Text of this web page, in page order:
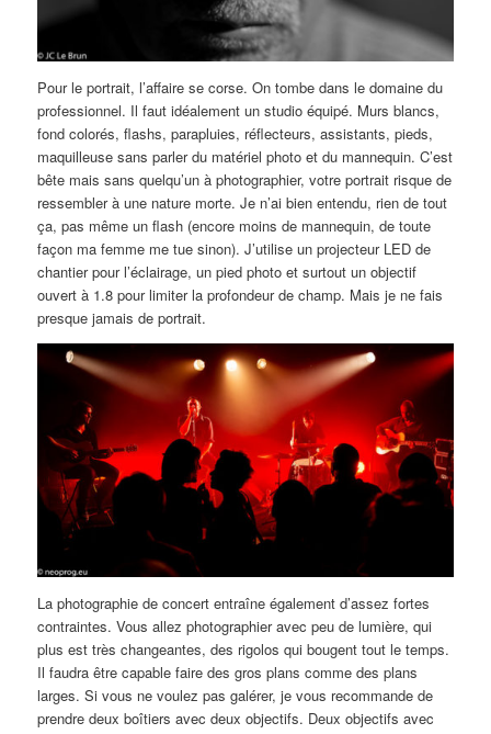
Pour le portrait, l’affaire se corse. On tombe dans le domaine du
professionnel. Il faut idéalement un studio équipé. Murs blancs,
fond colorés, flashs, parapluies, réflecteurs, assistants, pieds,
maquilleuse sans parler du matériel photo et du mannequin. C’est
bête mais sans quelqu’un à photographier, votre portrait risque de
ressembler à une nature morte. Je n’ai bien entendu, rien de tout
ça, pas même un flash (encore moins de mannequin, de toute
façon ma femme me tue sinon). J’utilise un projecteur LED de
chantier pour l’éclairage, un pied photo et surtout un objectif
ouvert à 1.8 pour limiter la profondeur de champ. Mais je ne fais
presque jamais de portrait.
La photographie de concert entraîne également d’assez fortes
contraintes. Vous allez photographier avec peu de lumière, qui
plus est très changeantes, des rigolos qui bougent tout le temps.
Il faudra être capable faire des gros plans comme des plans
larges. Si vous ne voulez pas galérer, je vous recommande de
prendre deux boîtiers avec deux objectifs. Deux objectifs avec